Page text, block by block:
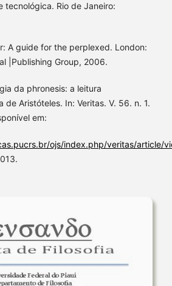
tecnológica. Rio de Janeiro:
A guide for the perplexed. London:
|Publishing Group, 2006.
da phronesis: a leitura
de Aristóteles. In: Veritas. V. 56. n. 1.
em:
ojs/index.php/veritas/article/